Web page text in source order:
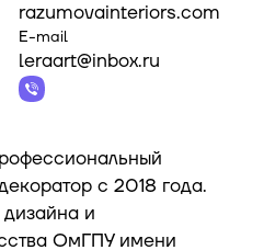
razumovainteriors.com
E-mail
leraart@inbox.ru
с 2018 года.
и
ОмГПУ имени